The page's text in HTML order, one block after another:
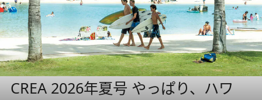
CREA 2026年夏号 やっぱり、ハワ